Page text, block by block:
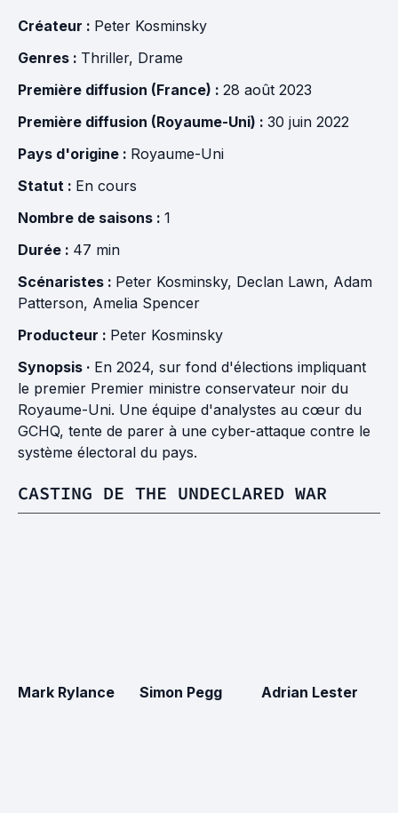
Créateur : Peter Kosminsky
Genres : Thriller, Drame
Première diffusion (France) : 28 août 2023
Première diffusion (Royaume-Uni) : 30 juin 2022
Pays d'origine : Royaume-Uni
Statut : En cours
Nombre de saisons : 1
Durée : 47 min
Scénaristes : Peter Kosminsky, Declan Lawn, Adam
Patterson, Amelia Spencer
Producteur : Peter Kosminsky
Synopsis · En 2024, sur fond d'élections impliquant
le premier Premier ministre conservateur noir du
Royaume-Uni. Une équipe d'analystes au cœur du
GCHQ, tente de parer à une cyber-attaque contre le
système électoral du pays.
CASTING DE THE UNDECLARED WAR
Mark Rylance Simon Pegg Adrian Lester